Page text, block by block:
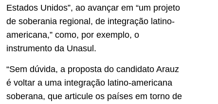
Estados Unidos”, ao avançar em “um projeto
de soberania regional, de integração latino-
americana,” como, por exemplo, o
instrumento da Unasul.
“Sem dúvida, a proposta do candidato Arauz
é voltar a uma integração latino-americana
soberana, que articule os países em torno de